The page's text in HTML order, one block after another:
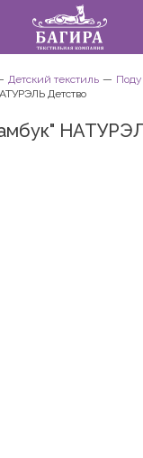
Детский текстиль
Детство